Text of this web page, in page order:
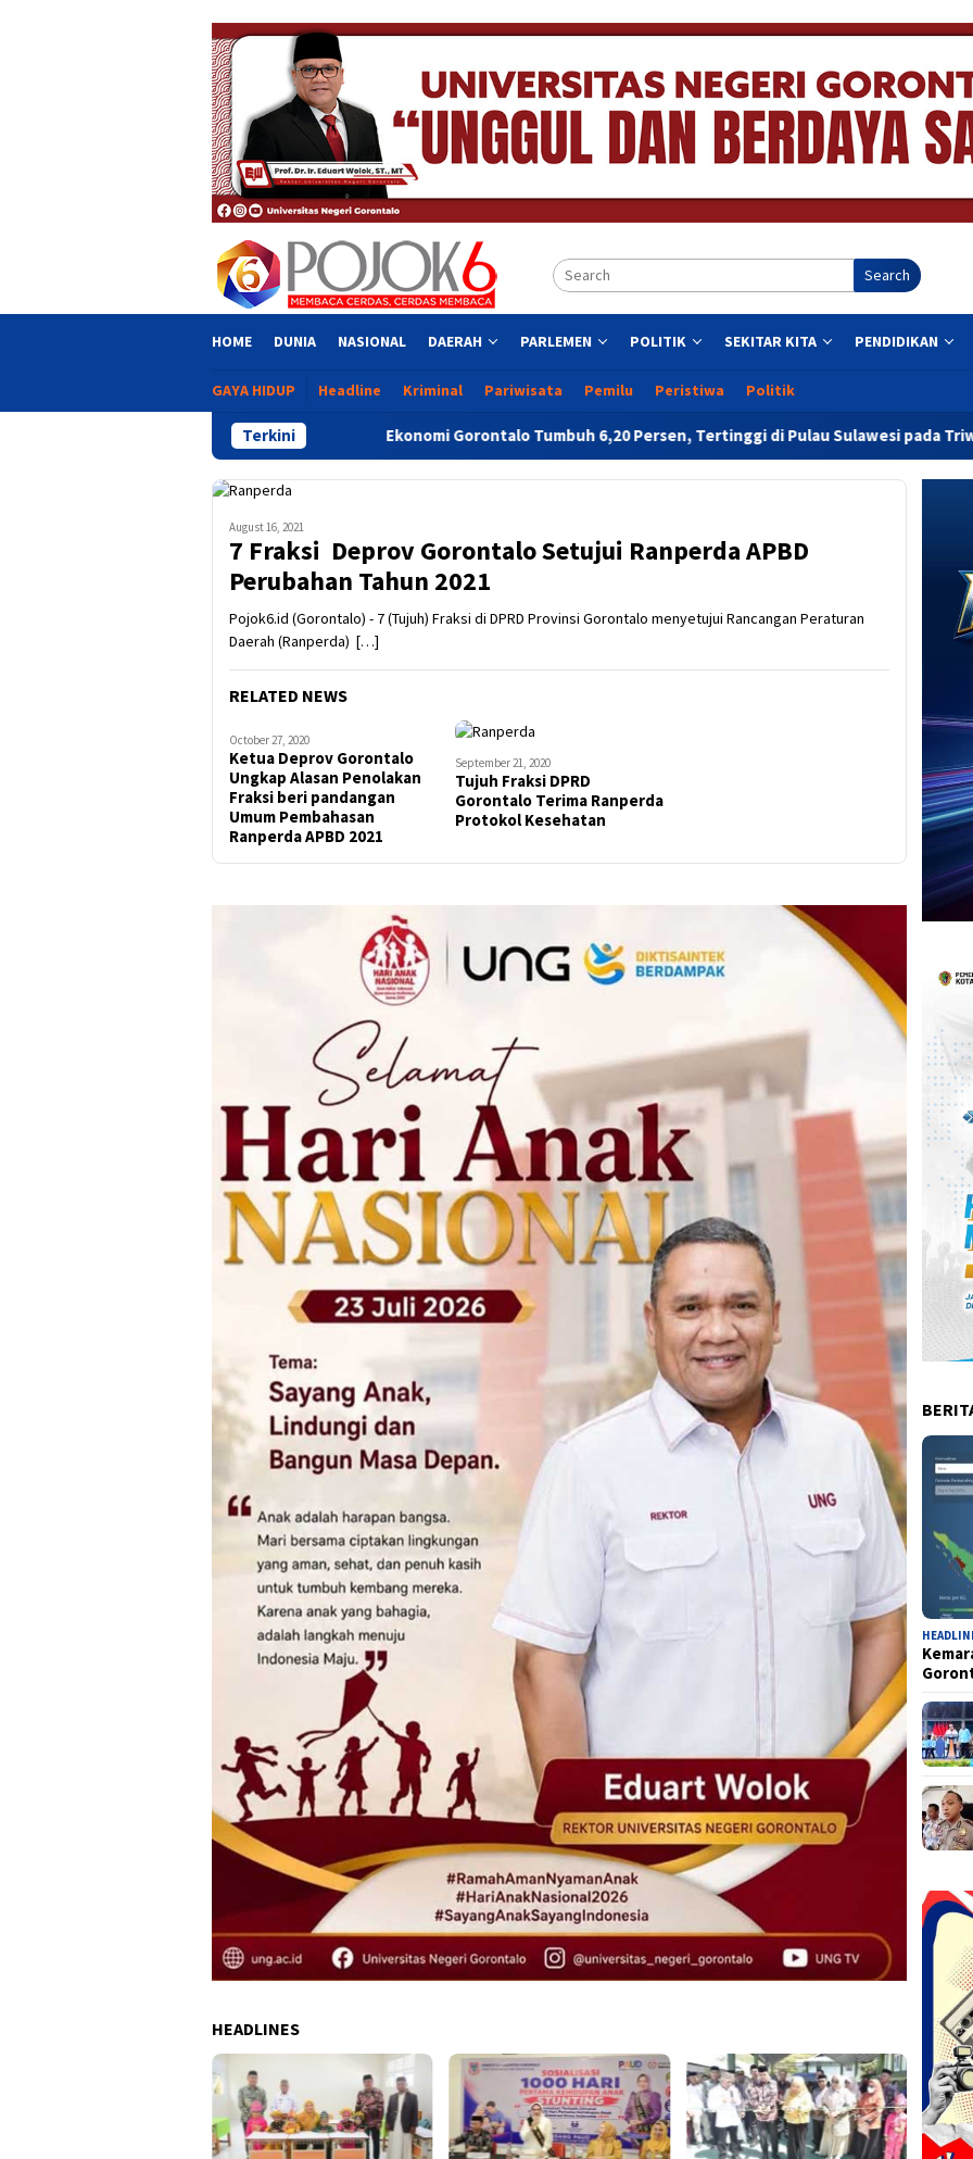
Search
HOME DUNIA NASIONAL DAERAH PARLEMEN POLITIK SEKITAR KITA PENDIDIKAN
GAYA HIDUP Headline Kriminal Pariwisata Pemilu Peristiwa Politik
Terkini
Ekonomi Gorontalo Tumbuh 6,20 Persen, Tertinggi di Pulau Sulawesi pada Triwulan II 2026
August 16, 2021
7 Fraksi Deprov Gorontalo Setujui Ranperda APBD
Perubahan Tahun 2021
Pojok6.id (Gorontalo) - 7 (Tujuh) Fraksi di DPRD Provinsi Gorontalo menyetujui Rancangan Peraturan
Daerah (Ranperda) […]
RELATED NEWS
October 27, 2020
Ketua Deprov Gorontalo
Ungkap Alasan Penolakan
Fraksi beri pandangan
Umum Pembahasan
Ranperda APBD 2021
September 21, 2020
Tujuh Fraksi DPRD
Gorontalo Terima Ranperda
Protokol Kesehatan
HEADLINES